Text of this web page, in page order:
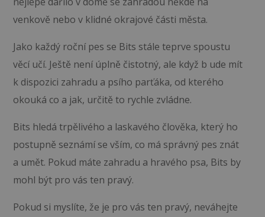
venkově nebo v klidné okrajové části města.
Jako každý roční pes se Bits stále teprve spoustu
věcí učí. Ještě není úplně čistotný, ale když b ude mít
k dispozici zahradu a psího parťáka, od kterého
okouká co a jak, určitě to rychle zvládne.
Bits hledá trpělivého a laskavého člověka, který ho
postupně seznámí se vším, co má správný pes znát
a umět. Pokud máte zahradu a hravého psa, Bits by
mohl být pro vás ten pravý.
Pokud si myslíte, že je pro vás ten pravý, neváhejte